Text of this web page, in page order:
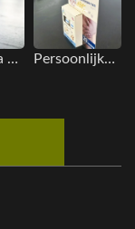
Cosmetica & Schoonheidsproducten Persoonlijke Verzorging & Hygiëneproducten